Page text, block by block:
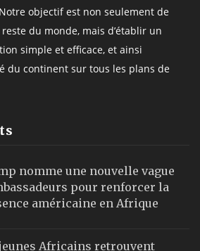
objectif est non seulement de
du monde, mais d’établir un
simple et efficace, et ainsi
du continent sur tous les plans de
nomme une nouvelle vague
pour renforcer la
américaine en Afrique
Africains retrouvent